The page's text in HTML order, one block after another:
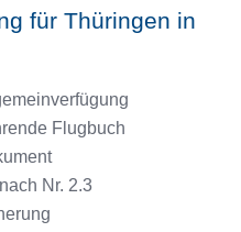
für Thüringen in
Flugbuch
Nr. 2.3